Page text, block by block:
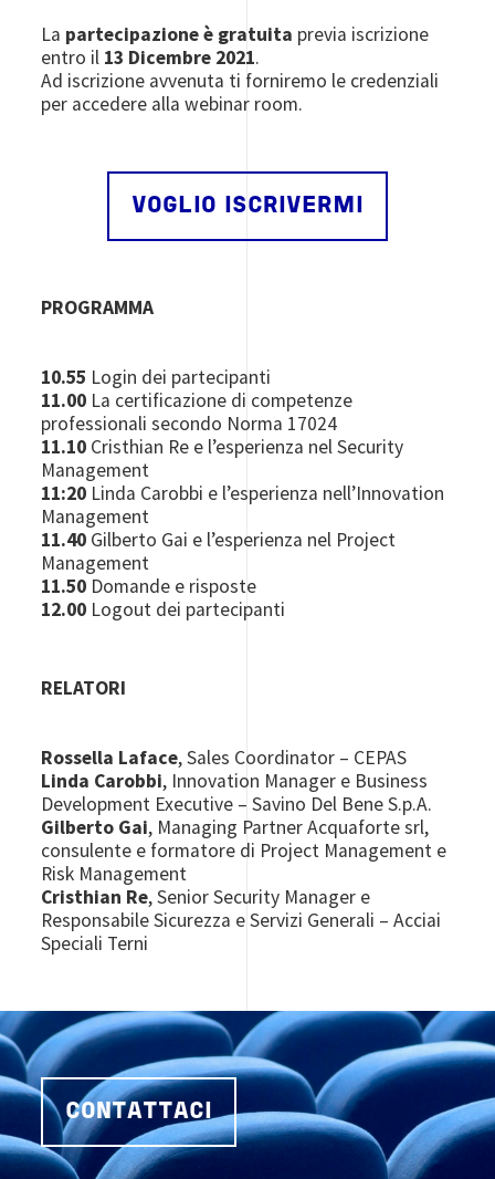
La partecipazione è gratuita previa iscrizione
entro il 13 Dicembre 2021.
Ad iscrizione avvenuta ti forniremo le credenziali
per accedere alla webinar room.
VOGLIO ISCRIVERMI
PROGRAMMA
10.55 Login dei partecipanti
11.00 La certificazione di competenze
professionali secondo Norma 17024
11.10 Cristhian Re e l’esperienza nel Security
Management
11:20 Linda Carobbi e l’esperienza nell’Innovation
Management
11.40 Gilberto Gai e l’esperienza nel Project
Management
11.50 Domande e risposte
12.00 Logout dei partecipanti
RELATORI
Rossella Laface, Sales Coordinator – CEPAS
Linda Carobbi, Innovation Manager e Business
Development Executive – Savino Del Bene S.p.A.
Gilberto Gai, Managing Partner Acquaforte srl,
consulente e formatore di Project Management e
Risk Management
Cristhian Re, Senior Security Manager e
Responsabile Sicurezza e Servizi Generali – Acciai
Speciali Terni
CONTATTACI